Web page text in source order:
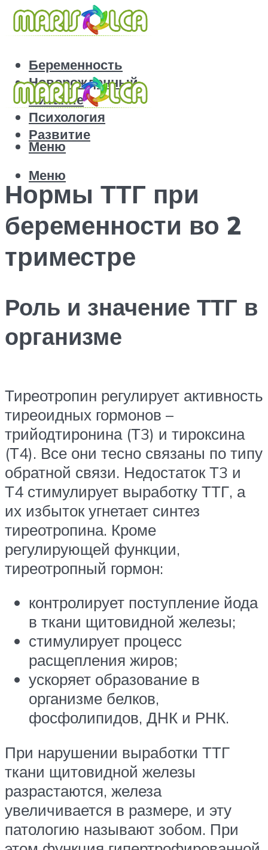
Беременность
Новорожденный
Питание
Психология
Развитие
Меню
Меню
Нормы ТТГ при
беременности во 2
триместре
Роль и значение ТТГ в
организме
Тиреотропин регулирует активность
тиреоидных гормонов –
трийодтиронина (Т3) и тироксина
(Т4). Все они тесно связаны по типу
обратной связи. Недостаток Т3 и
Т4 стимулирует выработку ТТГ, а
их избыток угнетает синтез
тиреотропина. Кроме
регулирующей функции,
тиреотропный гормон:
контролирует поступление йода
в ткани щитовидной железы;
стимулирует процесс
расщепления жиров;
ускоряет образование в
организме белков,
фосфолипидов, ДНК и РНК.
При нарушении выработки ТТГ
ткани щитовидной железы
разрастаются, железа
увеличивается в размере, и эту
патологию называют зобом. При